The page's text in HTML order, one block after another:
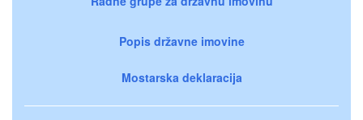
Popis državne imovine
Mostarska deklaracija